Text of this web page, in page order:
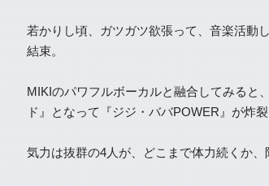
若かりし頃、ガツガツ欲張って、音楽活動
結束。
MIKIのパワフルボーカルと融合してみると
ド』となって『ジジ・ババPOWER』が炸裂
気力は抜群の4人が、どこまで体力続くか、